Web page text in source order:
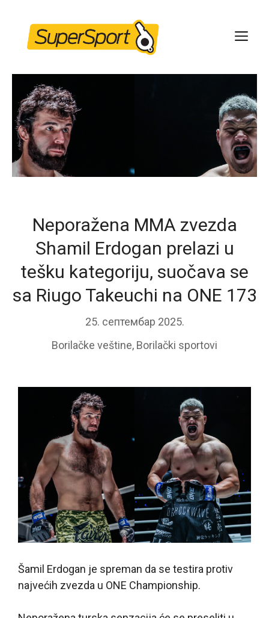
content
Neporažena MMA zvezda
Shamil Erdogan prelazi u
tešku kategoriju, suočava se
sa Riugo Takeuchi na ONE 173
25. септембар 2025.
Borilačke veštine, Borilački sportovi
Šamil Erdogan je spreman da se testira protiv
najvećih zvezda u ONE Championship.